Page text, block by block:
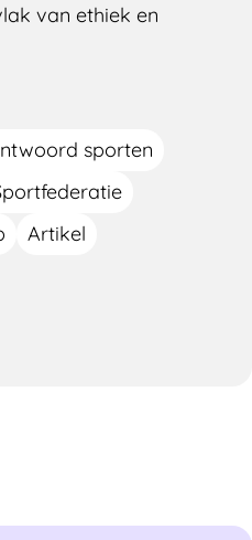
van ethiek en
sporten
Artikel